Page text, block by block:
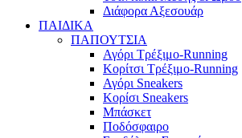
Διάφορα Αξεσουάρ
ΠΑΙΔΙΚΑ
ΠΑΠΟΥΤΣΙΑ
Αγόρι Τρέξιμο-Running
Κορίτσι Τρέξιμο-Running
Αγόρι Sneakers
Κορίσι Sneakers
Μπάσκετ
Ποδόσφαιρο